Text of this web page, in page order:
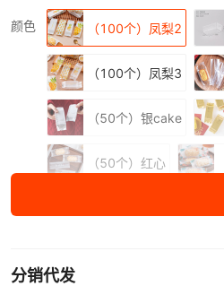
颜色 （100个）凤梨2
（100个）凤梨3
（50个）银cake
（50个）红心
分销代发